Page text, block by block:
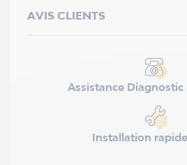
AVIS CLIENTS
Assistance
Installation